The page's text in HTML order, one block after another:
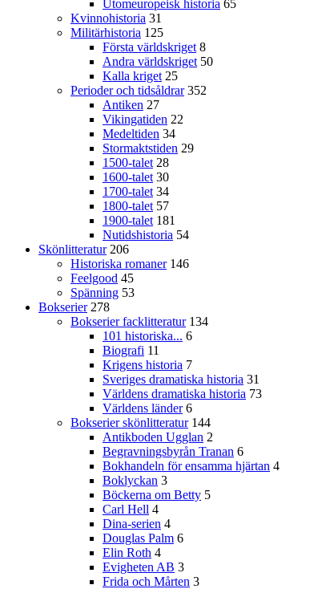
Utomeuropeisk historia 65
Kvinnohistoria 31
Militärhistoria 125
Första världskriget 8
Andra världskriget 50
Kalla kriget 25
Perioder och tidsåldrar 352
Antiken 27
Vikingatiden 22
Medeltiden 34
Stormaktstiden 29
1500-talet 28
1600-talet 30
1700-talet 34
1800-talet 57
1900-talet 181
Nutidshistoria 54
Skönlitteratur 206
Historiska romaner 146
Feelgood 45
Spänning 53
Bokserier 278
Bokserier facklitteratur 134
101 historiska... 6
Biografi 11
Krigens historia 7
Sveriges dramatiska historia 31
Världens dramatiska historia 73
Världens länder 6
Bokserier skönlitteratur 144
Antikboden Ugglan 2
Begravningsbyrån Tranan 6
Bokhandeln för ensamma hjärtan 4
Boklyckan 3
Böckerna om Betty 5
Carl Hell 4
Dina-serien 4
Douglas Palm 6
Elin Roth 4
Evigheten AB 3
Frida och Mårten 3